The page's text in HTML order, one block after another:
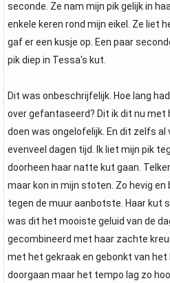
seconde. Ze nam mijn pik gelijk in
enkele keren rond mijn eikel. Ze liet
gaf er een kusje op. Een paar
pik diep in Tessa's kut.
Dit was onbeschrijfelijk. Hoe lang
over gefantaseerd? Dit ik dit nu met
doen was ongelofelijk. En dit zelfs al
evenveel dagen tijd. Ik liet mijn pik
doorheen haar natte kut gaan.
maar kon in mijn stoten. Zo hevig
tegen de muur aanbotste. Haar kut
was dit het mooiste geluid van de
gecombineerd met haar zachte
met het gekraak en gebonkt van het
doorgaan maar het tempo lag zo